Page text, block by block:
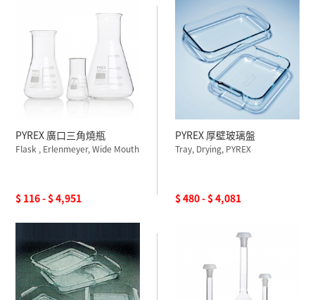
PYREX 廣口三角燒瓶
Flask , Erlenmeyer, Wide Mouth
$ 116 - $ 4,951
PYREX 厚壁玻璃盤
Tray, Drying, PYREX
$ 480 - $ 4,081